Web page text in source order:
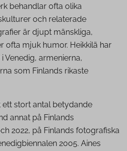
behandlar ofta olika
och relaterade
är djupt mänskliga,
ofta mjuk humor. Heikkilä har
Venedig, armenierna,
som Finlands rikaste
ett stort antal betydande
annat på Finlands
2022, på Finlands fotografiska
2005. Aines